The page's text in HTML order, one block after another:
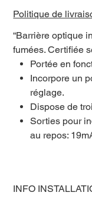
Politique de
“Barrière optique
fumées. Certifiée
Portée en
Incorpore un
réglage.
Dispose de
Sorties pour
au repos:
INFO